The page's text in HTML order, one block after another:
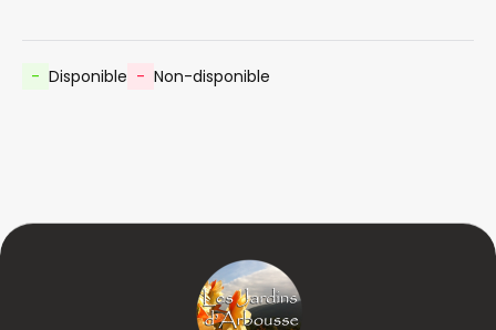
- Disponible - Non-disponible